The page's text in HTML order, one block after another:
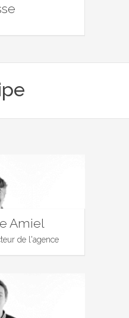
Amiel
de l'agence